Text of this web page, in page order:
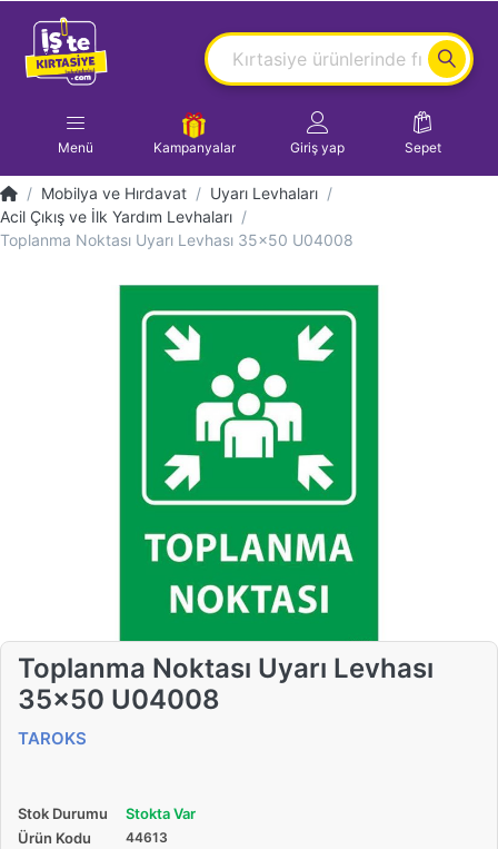
Menü Kampanyalar Giriş yap Sepet
Mobilya ve Hırdavat
Uyarı Levhaları
Acil Çıkış ve İlk Yardım Levhaları
Toplanma Noktası Uyarı Levhası 35x50 U04008
Toplanma Noktası Uyarı Levhası
35x50 U04008
TAROKS
Stok Durumu
Stokta Var
Ürün Kodu
44613